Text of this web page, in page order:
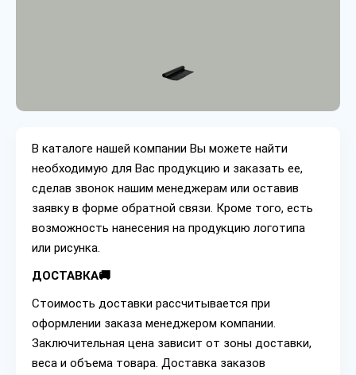
В каталоге нашей компании Вы можете найти
необходимую для Вас продукцию и заказать ее,
сделав звонок нашим менеджерам или оставив
заявку в форме обратной связи. Кроме того, есть
возможность нанесения на продукцию логотипа
или рисунка.
ДОСТАВКА🚚
Стоимость доставки рассчитывается при
оформлении заказа менеджером компании.
Заключительная цена зависит от зоны доставки,
веса и объема товара. Доставка заказов